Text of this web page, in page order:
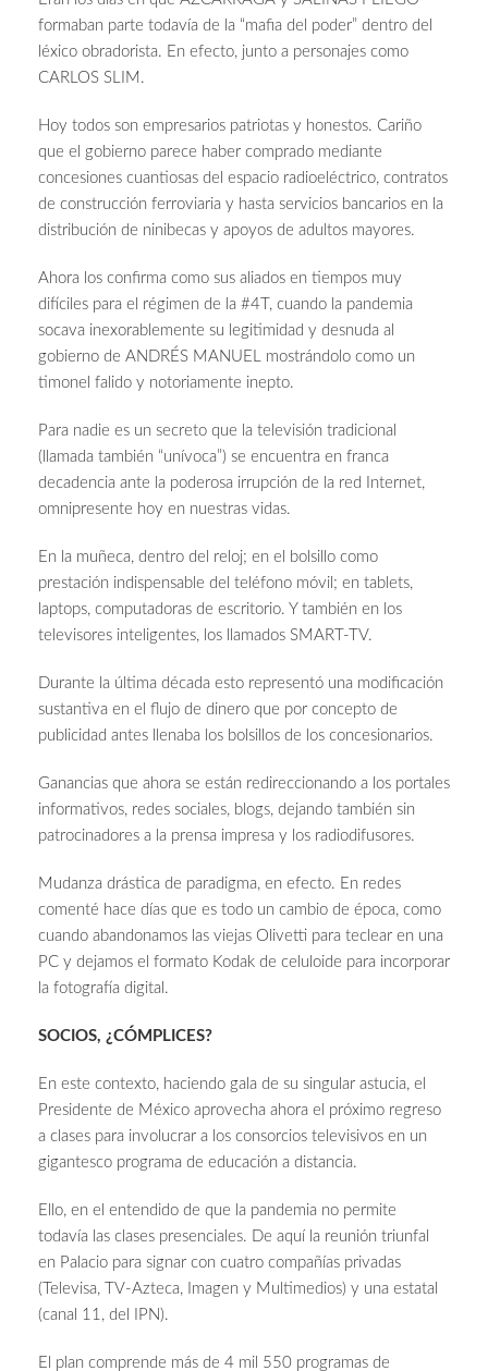
formaban parte todavía de la “mafia del poder” dentro del
léxico obradorista. En efecto, junto a personajes como
CARLOS SLIM.
Hoy todos son empresarios patriotas y honestos. Cariño
que el gobierno parece haber comprado mediante
concesiones cuantiosas del espacio radioeléctrico, contratos
de construcción ferroviaria y hasta servicios bancarios en la
distribución de ninibecas y apoyos de adultos mayores.
Ahora los confirma como sus aliados en tiempos muy
difíciles para el régimen de la #4T, cuando la pandemia
socava inexorablemente su legitimidad y desnuda al
gobierno de ANDRÉS MANUEL mostrándolo como un
timonel falido y notoriamente inepto.
Para nadie es un secreto que la televisión tradicional
(llamada también “unívoca”) se encuentra en franca
decadencia ante la poderosa irrupción de la red Internet,
omnipresente hoy en nuestras vidas.
En la muñeca, dentro del reloj; en el bolsillo como
prestación indispensable del teléfono móvil; en tablets,
laptops, computadoras de escritorio. Y también en los
televisores inteligentes, los llamados SMART-TV.
Durante la última década esto representó una modificación
sustantiva en el flujo de dinero que por concepto de
publicidad antes llenaba los bolsillos de los concesionarios.
Ganancias que ahora se están redireccionando a los portales
informativos, redes sociales, blogs, dejando también sin
patrocinadores a la prensa impresa y los radiodifusores.
Mudanza drástica de paradigma, en efecto. En redes
comenté hace días que es todo un cambio de época, como
cuando abandonamos las viejas Olivetti para teclear en una
PC y dejamos el formato Kodak de celuloide para incorporar
la fotografía digital.
SOCIOS, ¿CÓMPLICES?
En este contexto, haciendo gala de su singular astucia, el
Presidente de México aprovecha ahora el próximo regreso
a clases para involucrar a los consorcios televisivos en un
gigantesco programa de educación a distancia.
Ello, en el entendido de que la pandemia no permite
todavía las clases presenciales. De aquí la reunión triunfal
en Palacio para signar con cuatro compañías privadas
(Televisa, TV-Azteca, Imagen y Multimedios) y una estatal
(canal 11, del IPN).
El plan comprende más de 4 mil 550 programas de